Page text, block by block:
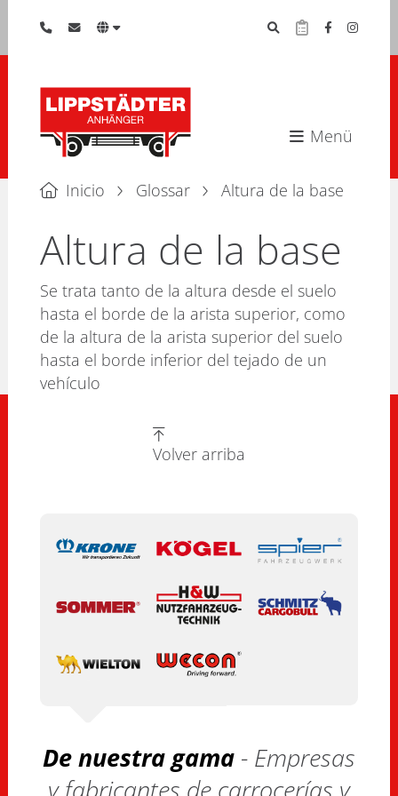
Menü
Inicio Glossar Altura de la base
Altura de la base
Se trata tanto de la altura desde el suelo
hasta el borde de la arista superior, como
de la altura de la arista superior del suelo
hasta el borde inferior del tejado de un
vehículo
Volver arriba
De nuestra gama- Empresas
y fabricantes de carrocerías y